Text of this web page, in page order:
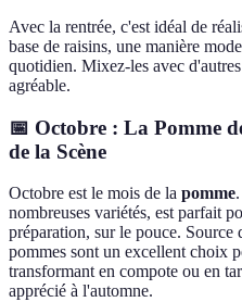
Avec la rentrée, c'est idéal de
base de raisins, une manière
quotidien. Mixez-les avec
agréable.
📅 Octobre : La Pomme
de la Scène
Octobre est le mois de la pomme
nombreuses variétés, est parfait
préparation, sur le pouce.
pommes sont un excellent choix
transformant en compote ou en
apprécié à l'automne.